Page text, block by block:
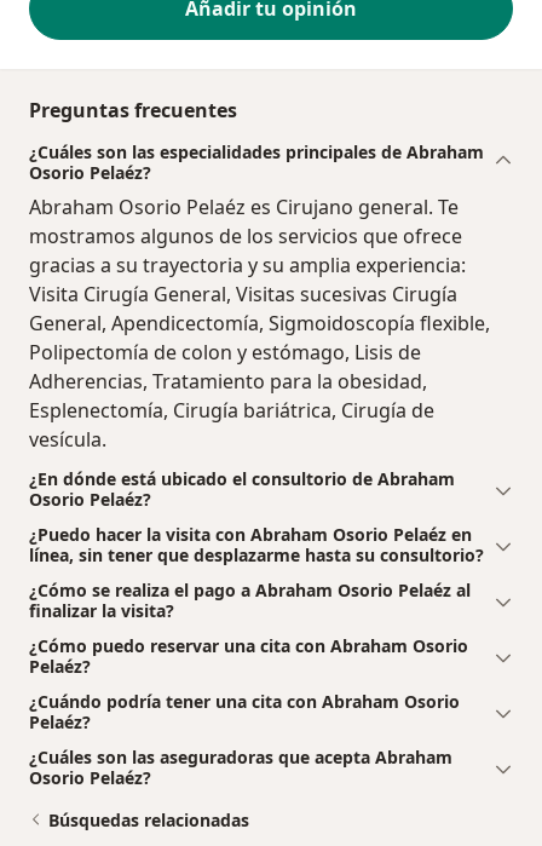
Añadir tu opinión
Preguntas frecuentes
¿Cuáles son las especialidades principales de Abraham
Osorio Pelaéz?
Abraham Osorio Pelaéz es Cirujano general. Te
mostramos algunos de los servicios que ofrece
gracias a su trayectoria y su amplia experiencia:
Visita Cirugía General, Visitas sucesivas Cirugía
General, Apendicectomía, Sigmoidoscopía flexible,
Polipectomía de colon y estómago, Lisis de
Adherencias, Tratamiento para la obesidad,
Esplenectomía, Cirugía bariátrica, Cirugía de
vesícula.
¿En dónde está ubicado el consultorio de Abraham
Osorio Pelaéz?
¿Puedo hacer la visita con Abraham Osorio Pelaéz en
línea, sin tener que desplazarme hasta su consultorio?
¿Cómo se realiza el pago a Abraham Osorio Pelaéz al
finalizar la visita?
¿Cómo puedo reservar una cita con Abraham Osorio
Pelaéz?
¿Cuándo podría tener una cita con Abraham Osorio
Pelaéz?
¿Cuáles son las aseguradoras que acepta Abraham
Osorio Pelaéz?
Búsquedas relacionadas